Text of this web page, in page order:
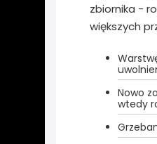
zbiornika -
większych
Nowo
wtedy